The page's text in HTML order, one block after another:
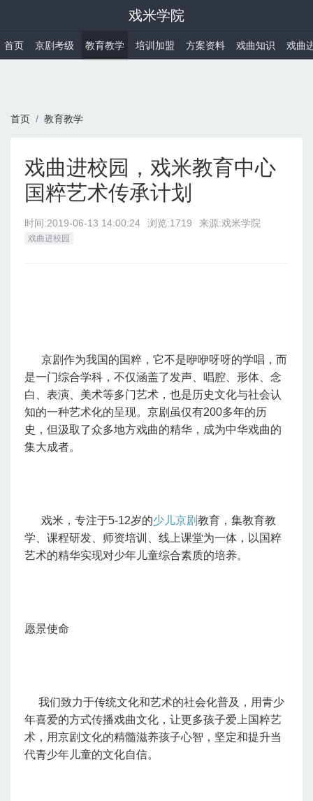
戏米学院
首页 京剧考级 教育教学 培训加盟 方案资料 戏曲知识 戏曲
首页 教育教学
戏曲进校园，戏米教育中心
国粹艺术传承计划
时间:2019-06-13 14:00:24 浏览:1719 来源:戏米学院
戏曲进校园
京剧作为我国的国粹，它不是咿咿呀呀的学唱，而
是一门综合学科，不仅涵盖了发声、唱腔、形体、念
白、表演、美术等多门艺术，也是历史文化与社会认
知的一种艺术化的呈现。京剧虽仅有200多年的历
史，但汲取了众多地方戏曲的精华，成为中华戏曲的
集大成者。
戏米，专注于5-12岁的少儿京剧教育，集教育教
学、课程研发、师资培训、线上课堂为一体，以国粹
艺术的精华实现对少年儿童综合素质的培养。
愿景使命
我们致力于传统文化和艺术的社会化普及，用青少
年喜爱的方式传播戏曲文化，让更多孩子爱上国粹艺
术，用京剧文化的精髓滋养孩子心智，坚定和提升当
代青少年儿童的文化自信。